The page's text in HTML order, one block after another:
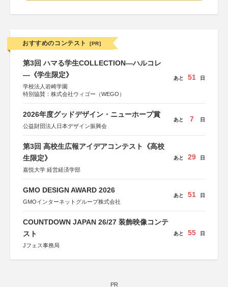
おすすめのコンテスト [PR]
第3回 ハマる学生COLLECTION―ハルコレ
―《学生限定》
学校法人岩崎学園
特別協賛：株式会社ウィゴー（WEGO）
あと 51 日
2026年度グッドデザイン・ニューホープ賞
公益財団法人日本デザイン振興会
あと 7 日
第3回 高校生広報アイデアコンテスト《高校
生限定》
嘉悦大学 経営経済学部
あと 29 日
GMO DESIGN AWARD 2026
GMOインターネットグループ株式会社
あと 51 日
COUNTDOWN JAPAN 26/27 装飾映像コンテ
スト
Jフェス事務局
あと 55 日
PR